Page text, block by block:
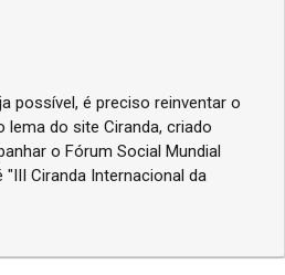
possível, é preciso reinventar o
lema do site Ciranda, criado
o Fórum Social Mundial